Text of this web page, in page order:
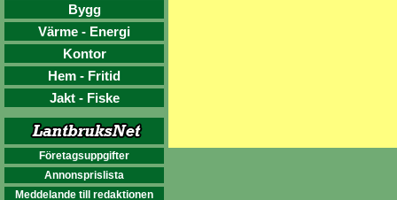
Bygg
Värme - Energi
Kontor
Hem - Fritid
Jakt - Fiske
Företagsuppgifter
Annonsprislista
Meddelande till redaktionen